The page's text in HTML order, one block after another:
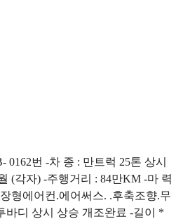
번 -차 종 : 만트럭 25톤 상시
(각자) -주행거리 : 84만KM -마 력
형에어컨.에어써스. .후축조향.무
바디 상시 상승 개조완료 -길이 *